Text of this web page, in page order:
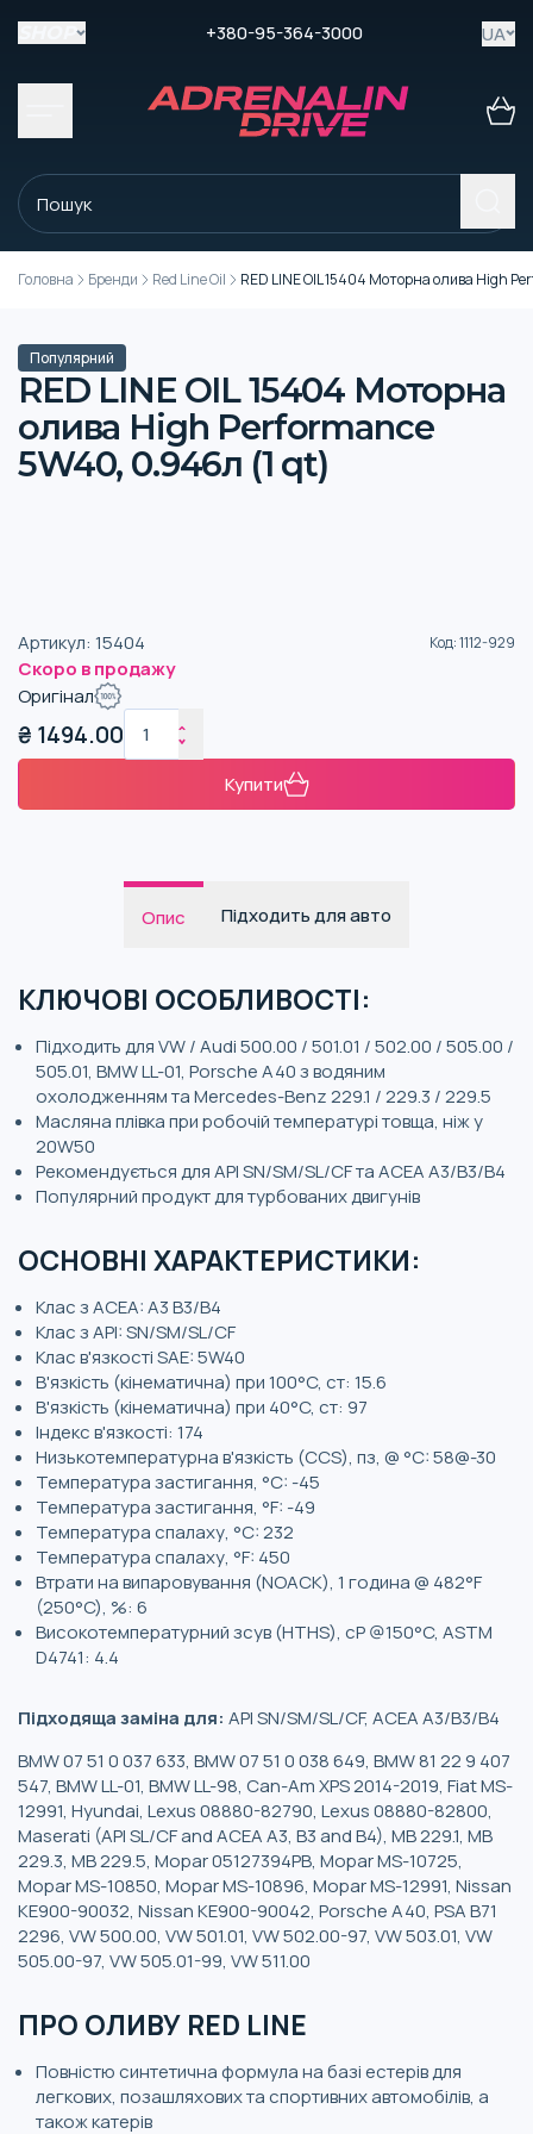
+380-95-364-3000 UA
Головна Бренди Red Line Oil RED LINE OIL 15404 Моторна олива High
Популярний
RED LINE OIL 15404 Моторна
олива High Performance
5W40, 0.946л (1 qt)
Артикул: 15404 Код:1112-929
Скоро в продажу
Оригінал
₴ 1494.00
Купити
Опис Підходить для авто
КЛЮЧОВІ ОСОБЛИВОСТІ:
Підходить для VW / Audi 500.00 / 501.01 / 502.00 / 505.00 /
505.01, BMW LL-01, Porsche A40 з водяним
охолодженням та Mercedes-Benz 229.1 / 229.3 / 229.5
Масляна плівка при робочій температурі товща, ніж у
20W50
Рекомендується для API SN/SM/SL/CF та ACEA A3/B3/B4
Популярний продукт для турбованих двигунів
ОСНОВНІ ХАРАКТЕРИСТИКИ:
Клас з ACEA: A3 B3/B4
Клас з API: SN/SM/SL/CF
Клас в'язкості SAE: 5W40
В'язкість (кінематична) при 100°C, ст: 15.6
В'язкість (кінематична) при 40°C, ст: 97
Індекс в'язкості: 174
Низькотемпературна в'язкість (CCS), пз, @ °C: 58@-30
Температура застигання, °C: -45
Температура застигання, °F: -49
Температура спалаху, °C: 232
Температура спалаху, °F: 450
Втрати на випаровування (NOACK), 1 година @ 482°F
(250°C), %: 6
Високотемпературний зсув (HTHS), cP @150°C, ASTM
D4741: 4.4
Підходяща заміна для: API SN/SM/SL/CF, ACEA A3/B3/B4
BMW 07 51 0 037 633, BMW 07 51 0 038 649, BMW 81 22 9 407
547, BMW LL-01, BMW LL-98, Can-Am XPS 2014-2019, Fiat MS-
12991, Hyundai, Lexus 08880-82790, Lexus 08880-82800,
Maserati (API SL/CF and ACEA A3, B3 and B4), MB 229.1, MB
229.3, MB 229.5, Mopar 05127394PB, Mopar MS-10725,
Mopar MS-10850, Mopar MS-10896, Mopar MS-12991, Nissan
KE900-90032, Nissan KE900-90042, Porsche A40, PSA B71
2296, VW 500.00, VW 501.01, VW 502.00-97, VW 503.01, VW
505.00-97, VW 505.01-99, VW 511.00
ПРО ОЛИВУ RED LINE
Повністю синтетична формула на базі естерів для
легкових, позашляхових та спортивних автомобілів, а
також катерів